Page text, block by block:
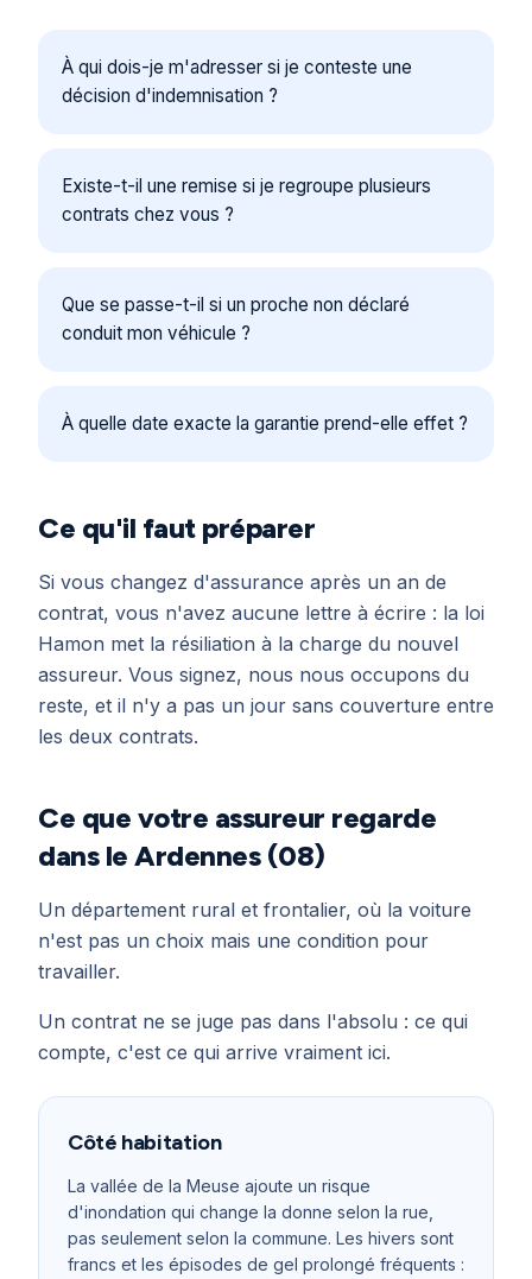
À qui dois-je m'adresser si je conteste une
décision d'indemnisation ?
Existe-t-il une remise si je regroupe plusieurs
contrats chez vous ?
Que se passe-t-il si un proche non déclaré
conduit mon véhicule ?
À quelle date exacte la garantie prend-elle effet ?
Ce qu'il faut préparer
Si vous changez d'assurance après un an de
contrat, vous n'avez aucune lettre à écrire : la loi
Hamon met la résiliation à la charge du nouvel
assureur. Vous signez, nous nous occupons du
reste, et il n'y a pas un jour sans couverture entre
les deux contrats.
Ce que votre assureur regarde
dans le Ardennes (08)
Un département rural et frontalier, où la voiture
n'est pas un choix mais une condition pour
travailler.
Un contrat ne se juge pas dans l'absolu : ce qui
compte, c'est ce qui arrive vraiment ici.
Côté habitation
La vallée de la Meuse ajoute un risque
d'inondation qui change la donne selon la rue,
pas seulement selon la commune. Les hivers sont
francs et les épisodes de gel prolongé fréquents :